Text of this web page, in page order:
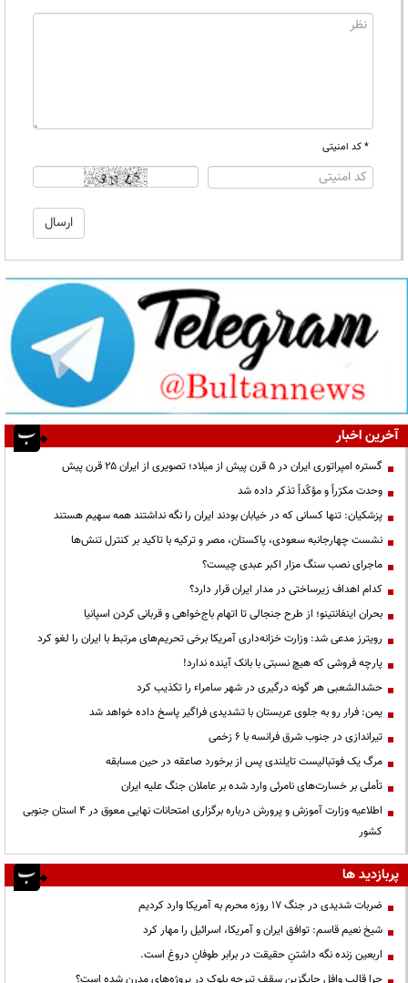
* کد امنیتی
آخرین اخبار
گستره امپراتوری ایران در ۵ قرن پیش از میلاد؛ تصویری از ایران ۲۵ قرن پیش
وحدت مکرّراً و مؤکّداً تذکر داده شد
پزشکیان: تنها کسانی که در خیابان بودند ایران را نگه نداشتند همه سهیم هستند
نشست چهارجانبه سعودی، پاکستان، مصر و ترکیه با تاکید بر کنترل تنش‌ها
ماجرای نصب سنگ مزار اکبر عبدی چیست؟
کدام اهداف زیرساختی در مدار ایران قرار دارد؟
بحران اینفانتینو؛ از طرح جنجالی تا اتهام باج‌خواهی و قربانی کردن اسپانیا
رویترز مدعی شد: وزارت خزانه‌داری آمریکا برخی تحریم‌های مرتبط با ایران را لغو کرد
پارچه فروشی که هیچ نسبتی با بانک آینده ندارد!
حشدالشعبی هر گونه درگیری در شهر سامراء را تکذیب کرد
یمن: فرار رو به جلوی عربستان با تشدیدی فراگیر پاسخ داده خواهد شد
تیراندازی در جنوب شرق فرانسه با ۶ زخمی
مرگ یک فوتبالیست تایلندی پس از برخورد صاعقه در حین مسابقه
تأملی بر خسارت‌های نامرئی وارد شده بر عاملان جنگ علیه ایران
اطلاعیه وزارت آموزش و پرورش درباره برگزاری امتحانات نهایی معوق در 4 استان جنوبی
کشور
پربازدید ها
ضربات شدیدی در جنگ ۱۷ روزه محرم به آمریکا وارد کردیم
شیخ نعیم قاسم: توافق ایران و آمریکا، اسرائیل را مهار کرد
اربعین زنده نگه داشتنِ حقیقت در برابر طوفانِ دروغ است.
چرا قالب وافل جایگزین سقف تیرچه بلوک در پروژه‌های مدرن شده است؟